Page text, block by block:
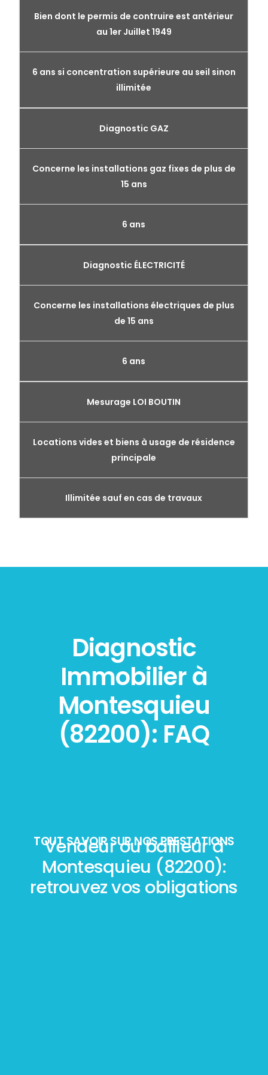
Bien dont le permis de contruire est antérieur
au 1er Juillet 1949
6 ans si concentration supérieure au seil sinon
illimitée
Diagnostic GAZ
Concerne les installations gaz fixes de plus de
15 ans
6 ans
Diagnostic ÉLECTRICITÉ
Concerne les installations électriques de plus
de 15 ans
6 ans
Mesurage LOI BOUTIN
Locations vides et biens à usage de résidence
principale
Illimitée sauf en cas de travaux
Diagnostic
Immobilier à
Montesquieu
(82200): FAQ
TOUT SAVOIR SUR NOS PRESTATIONS
Vendeur ou bailleur à
Montesquieu (82200):
retrouvez vos obligations